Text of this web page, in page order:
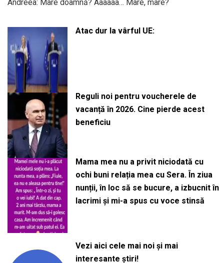
Andreea: Mare doamnă? Aaaaaa… Mare, mare?
Atac dur la vârful UE:
Reguli noi pentru voucherele de
vacanță în 2026. Cine pierde acest
beneficiu
Mama mea nu a privit niciodată cu
ochi buni relația mea cu Sera. În ziua
nunții, în loc să se bucure, a izbucnit în
lacrimi și mi-a spus cu voce stinsă
Vezi aici cele mai noi și mai
interesante știri!